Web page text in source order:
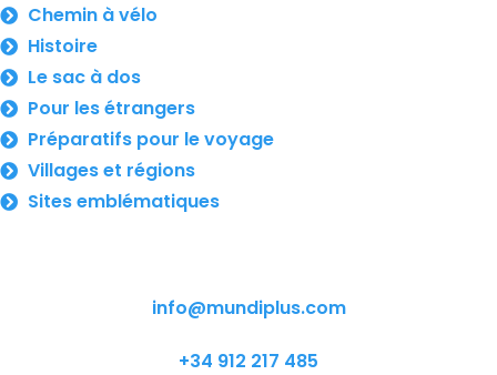
Chemin à vélo
Histoire
Le sac à dos
Pour les étrangers
Préparatifs pour le voyage
Villages et régions
Sites emblématiques
info@mundiplus.com
+34 912 217 485